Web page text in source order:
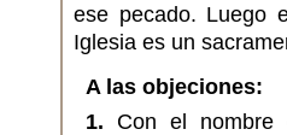
ese pecado. Luego
Iglesia es un
A las objeciones:
1. Con el nombre